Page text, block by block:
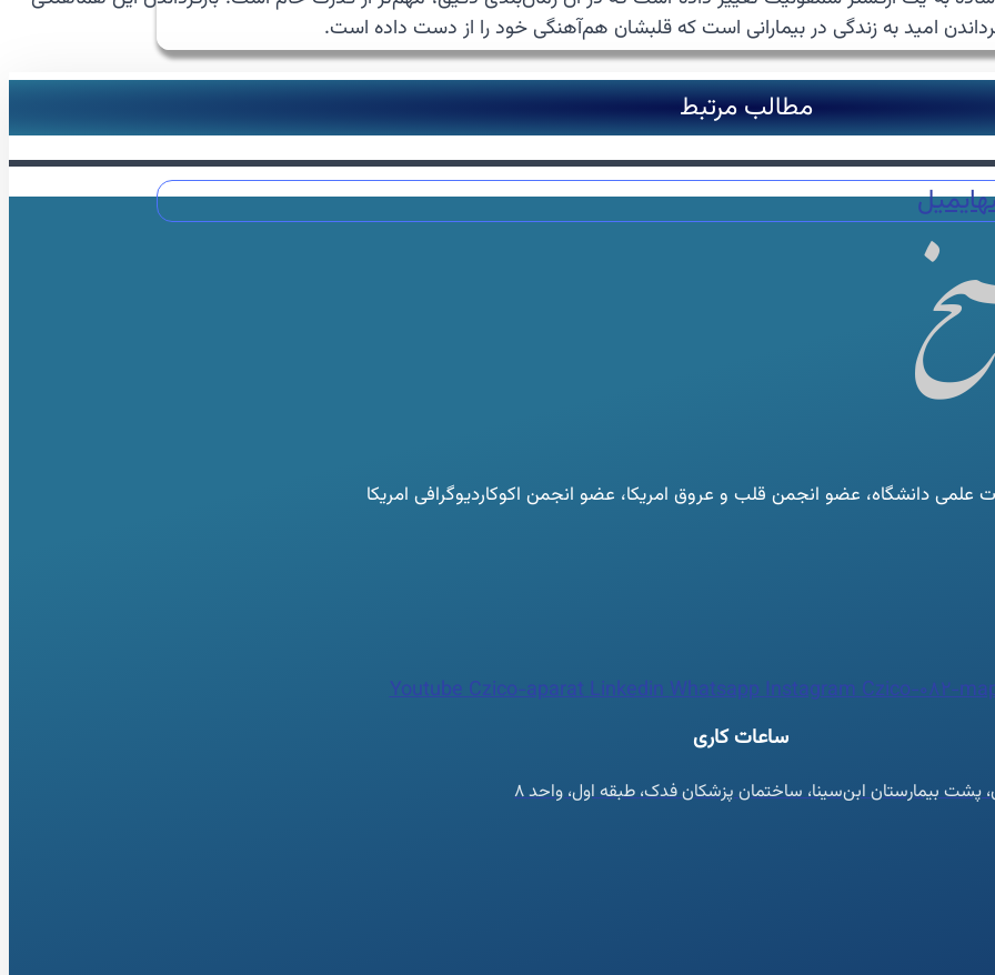
ایمیل
امید به زندگی در بیمارانی است که قلبشان هم‌آهنگی خود را از دست داده است.
مطالب مرتبط
دانشگاه، عضو انجمن قلب و عروق امریکا، عضو انجمن اکوکاردیوگرافی امریکا
YoutubeCzico-aparatLinkedinWhatsappInstagramCzico-082-
ساعات کاری
پشت بیمارستان ابن‌سینا، ساختمان پزشکان فدک، طبقه اول، واحد ۸